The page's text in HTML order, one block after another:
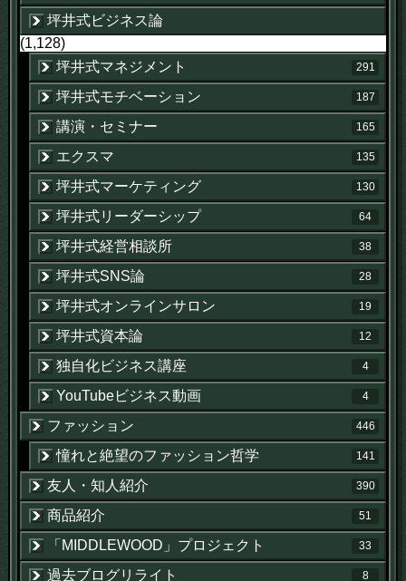
坪井式ビジネス論
(1,128)
坪井式マネジメント
291
坪井式モチベーション 187
講演・セミナー 165
エクスマ 135
坪井式マーケティング 130
坪井式リーダーシップ 64
坪井式経営相談所 38
坪井式SNS論 28
坪井式オンラインサロン 19
坪井式資本論 12
独自化ビジネス講座 4
YouTubeビジネス動画 4
ファッション 446
憧れと絶望のファッション哲学 141
友人・知人紹介 390
商品紹介 51
「MIDDLEWOOD」プロジェクト 33
過去ブログリライト 8